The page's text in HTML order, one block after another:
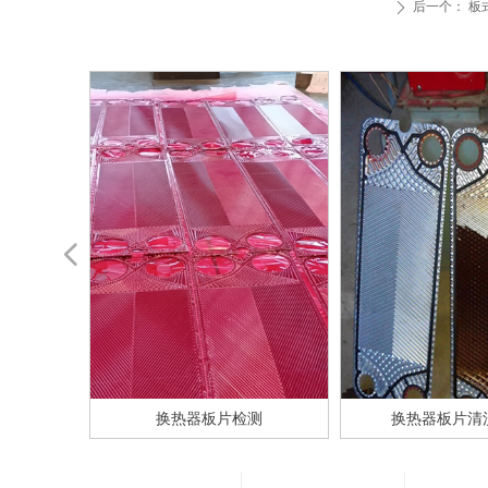
ꄲ 后一个： 板
换热器板片检测 换热器板片清
넳